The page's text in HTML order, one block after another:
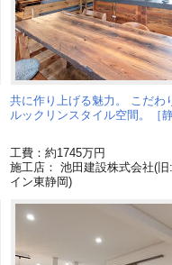
共に作り上げる魅力。 こだわ
ルックリンスタイル空間。［
工費：約1745万円
施工店： 池田建設株式会社(
イン東静岡)